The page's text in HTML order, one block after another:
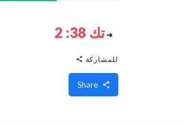
تك 38: 2
للمشاركة